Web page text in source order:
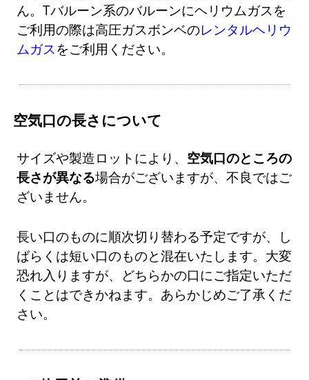
ん。Tバルーン系のバルーンにヘリウムガスを
ご利用の際は高圧ガスボンベのレンタルヘリウ
ムガス をご利用ください。
空気口の長さについて
サイズや製造ロットにより、 空気口のところの
長さが異なる場合がございますが、不良ではご
ざいません。
長い口のものに順次切り替わる予定ですが、し
ばらくは短い口のものと混在いたします。大変
恐れ入りますが、どちらかの口にご指定いただ
くことはできかねます。あらかじめご了承くだ
さい。